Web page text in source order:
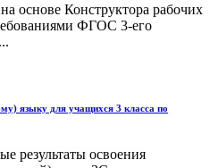
основе Конструктора рабочих
ФГОС 3-его
языку для учащихся 3 класса по
результаты освоения